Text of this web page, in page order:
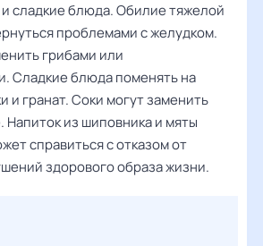
сладкие блюда. Обилие тяжелой
проблемами с желудком.
грибами или
Сладкие блюда поменять на
и гранат. Соки могут заменить
Напиток из шиповника и мяты
справиться с отказом от
здорового образа жизни.